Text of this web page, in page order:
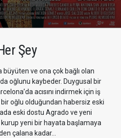
Şey
büyüten ve ona çok bağlı olan
oğlunu kaybeder. Duygusal bir
acısını indirmek için iş
oğlu olduğundan habersiz eski
eski dostu Agrado ve yeni
kurup yeni bir hayata başlamaya
çalana kadar…